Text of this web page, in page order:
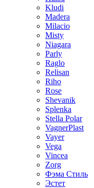
Kludi
Madera
Milacio
Misty
Niagara
Parly
Raglo
Relisan
Riho
Rose
Shevanik
Splenka
Stella Polar
VagnerPlast
Vayer
Vega
Vincea
Zorg
Фэма Стиль
Эстет